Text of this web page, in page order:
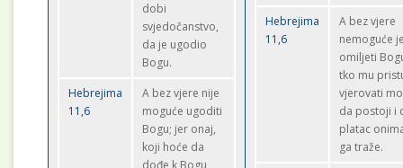
dobi
svjedočanstvo,
da je ugodio
Bogu.
Hebrejima
11,6
A bez vjere nije
moguće ugoditi
Bogu; jer onaj,
koji hoće da
dođe k Bogu,
Hebrejima
11,6
A bez vjere
nemoguće
omiljeti
tko mu
vjerovati
da postoji i
platac
ga traže.